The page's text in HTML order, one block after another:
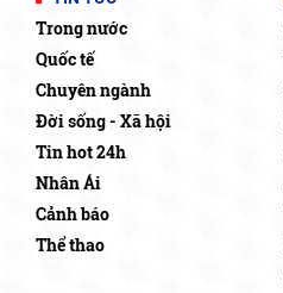
Trong nước
Quốc tế
Chuyên ngành
Đời sống - Xã hội
Tin hot 24h
Nhân Ái
Cảnh báo
Thể thao